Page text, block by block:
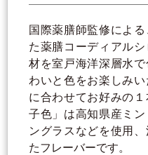
国際薬膳師監修によ
た薬膳コーディアル
材を室戸海洋深層水
わいと色をお楽しみ
に合わせてお好みの
子色」は高知県産ミ
ングラスなどを使用
たフレーバーです。